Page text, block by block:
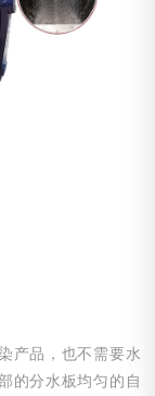
产品，也不需要水
的分水板均匀的自